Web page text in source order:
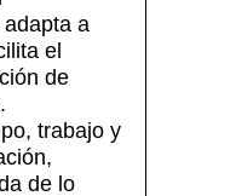
a
el
de
trabajo y
de lo